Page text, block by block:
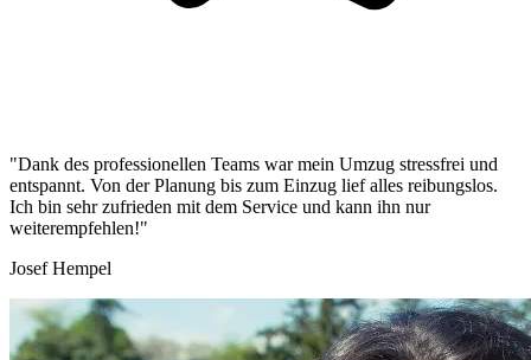
"Dank des professionellen Teams war mein Umzug stressfrei und
entspannt. Von der Planung bis zum Einzug lief alles reibungslos.
Ich bin sehr zufrieden mit dem Service und kann ihn nur
weiterempfehlen!"
Josef Hempel